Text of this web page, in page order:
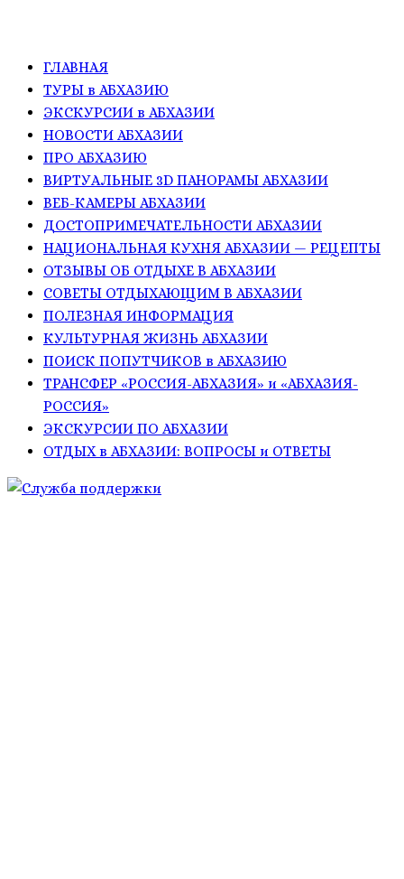
ГЛАВНАЯ
ТУРЫ в АБХАЗИЮ
ЭКСКУРСИИ в АБХАЗИИ
НОВОСТИ АБХАЗИИ
ПРО АБХАЗИЮ
ВИРТУАЛЬНЫЕ 3D ПАНОРАМЫ АБХАЗИИ
ВЕБ-КАМЕРЫ АБХАЗИИ
ДОСТОПРИМЕЧАТЕЛЬНОСТИ АБХАЗИИ
НАЦИОНАЛЬНАЯ КУХНЯ АБХАЗИИ — РЕЦЕПТЫ
ОТЗЫВЫ ОБ ОТДЫХЕ В АБХАЗИИ
СОВЕТЫ ОТДЫХАЮЩИМ В АБХАЗИИ
ПОЛЕЗНАЯ ИНФОРМАЦИЯ
КУЛЬТУРНАЯ ЖИЗНЬ АБХАЗИИ
ПОИСК ПОПУТЧИКОВ в АБХАЗИЮ
ТРАНСФЕР «РОССИЯ-АБХАЗИЯ» и «АБХАЗИЯ-
РОССИЯ»
ЭКСКУРСИИ ПО АБХАЗИИ
ОТДЫХ в АБХАЗИИ: ВОПРОСЫ и ОТВЕТЫ